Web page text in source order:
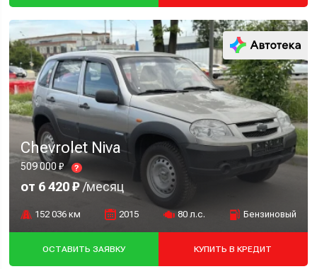
Chevrolet Niva
509 000 ₽ ?
от 6 420 ₽/месяц
152 036 км 2015 80 л.с. Бензиновый
ОСТАВИТЬ ЗАЯВКУ КУПИТЬ В КРЕДИТ